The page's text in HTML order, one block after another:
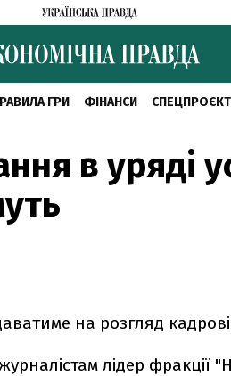
ГРИ ФІНАНСИ
в уряді
на розгляд
лідер фракції